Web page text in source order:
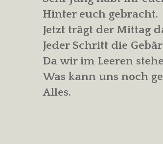
Hinter euch gebracht.
Jetzt trägt der Mittag
Jeder Schritt die
Da wir im Leeren
Was kann uns noch
Alles.